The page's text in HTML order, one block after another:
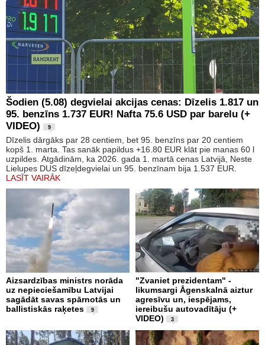
Šodien (5.08) degvielai akcijas cenas: Dīzelis 1.817 un
95. benzīns 1.737 EUR! Nafta 75.6 USD par barelu (+
VIDEO)
9
Dīzelis dārgāks par 28 centiem, bet 95. benzīns par 20 centiem
kopš 1. marta. Tas sanāk papildus +16.80 EUR klāt pie manas 60 l
uzpildes. Atgādinām, ka 2026. gada 1. martā cenas Latvijā, Neste
Lielupes DUS dīzeļdegvielai un 95. benzīnam bija 1.537 EUR.
LASĪT VAIRĀK
Aizsardzības ministrs norāda
uz nepieciešamību Latvijai
sagādāt savas spārnotās un
ballistiskās raķetes
9
"Zvaniet prezidentam" -
likumsargi Āgenskalnā aiztur
agresīvu un, iespējams,
iereibušu autovadītāju (+
VIDEO)
3